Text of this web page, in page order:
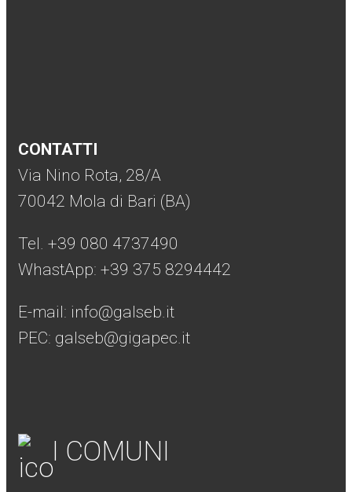
CONTATTI
Via Nino Rota, 28/A
70042 Mola di Bari (BA)
Tel. +39 080 4737490
WhastApp: +39 375 8294442
E-mail: info@galseb.it
PEC: galseb@gigapec.it
I COMUNI